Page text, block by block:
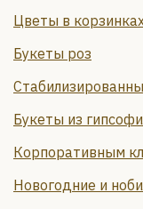
Цветы в
Букеты роз
Букеты из
Корпоративным
Новогодние и